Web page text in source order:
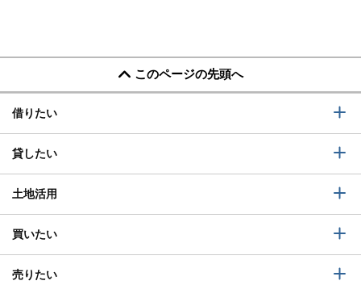
このページの先頭へ
借りたい
貸したい
土地活用
買いたい
売りたい